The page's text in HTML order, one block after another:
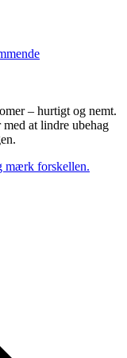
– hurtigt og nemt.
at lindre ubehag
mærk forskellen.